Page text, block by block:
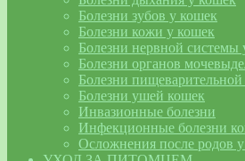
Болезни зубов у кошек
Болезни кожи у кошек
Болезни нервной системы
Болезни органов
Болезни
Болезни ушей кошек
Инвазионные болезни
Инфекционные болезни
Осложнения после родов